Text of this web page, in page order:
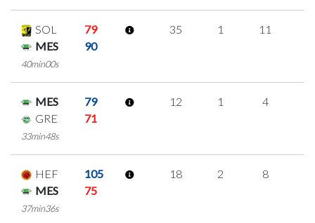
SOL
79
MES
90
40min00s
35 1 11
MES
79
GRE
71
33min48s
12 1 4
HEF
105
MES
75
37min36s
18 2 8